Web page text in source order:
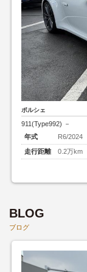
ポルシェ
911(Type992) －
年式
R6/2024
走行距離
0.2万km
BLOG
ブログ